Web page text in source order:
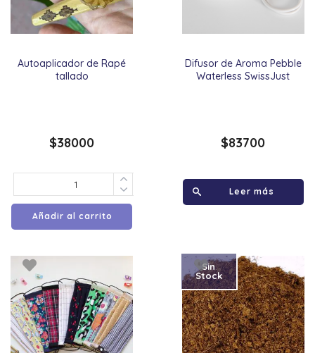
Autoaplicador de Rapé
tallado
$38000
Añadir al carrito
Difusor de Aroma Pebble
Waterless SwissJust
$83700
Leer más
Sin
Stock